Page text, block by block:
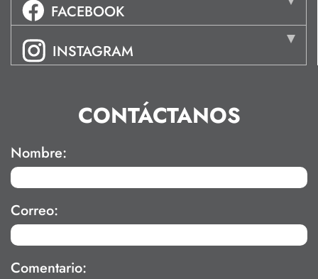
FACEBOOK
INSTAGRAM
CONTÁCTANOS
Nombre:
Correo:
Comentario: